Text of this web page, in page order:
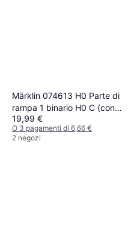
Märklin 074613 H0 Parte di
rampa 1 binario H0 C (con
massicciata)
19,99 €
O 3 pagamenti di 6,66 €
2 negozi